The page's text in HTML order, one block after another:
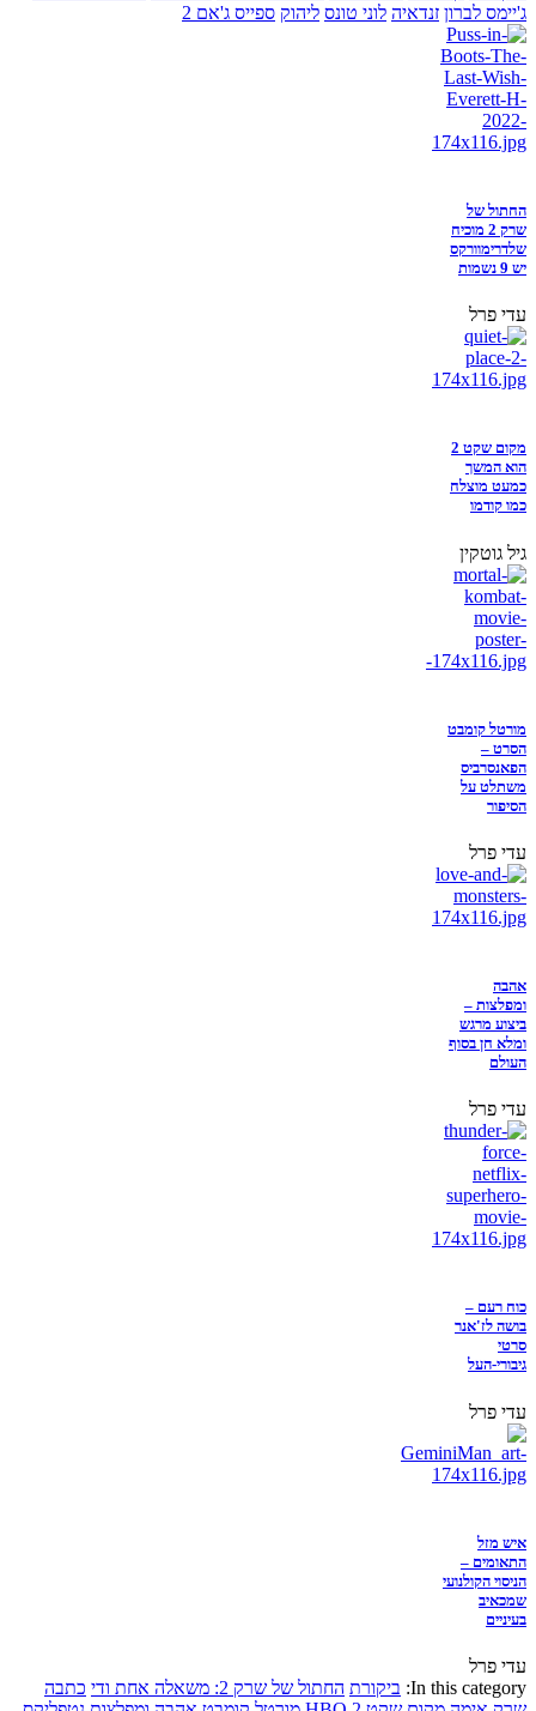
ג'יימס לברון זנדאיה לוני טונס ליהוק ספייס ג'אם 2
החתול של
שרק 2 מוכיח
שלדרימוורקס
יש 9 נשמות
עדי פרל
מקום שקט 2
הוא המשך
כמעט מוצלח
כמו קודמו
גיל גוטקין
מורטל קומבט
הסרט –
הפאנסרביס
משתלט על
הסיפור
עדי פרל
אהבה
ומפלצות –
ביצוע מרגש
ומלא חן בסוף
העולם
עדי פרל
כוח רעם –
בושה לז'אנר
סרטי
גיבורי-העל
עדי פרל
איש מזל
התאומים –
הניסוי הקולנועי
שמכאיב
בעיניים
עדי פרל
In this category: ביקורת החתול של שרק 2: משאלה אחת ודי
כתבה